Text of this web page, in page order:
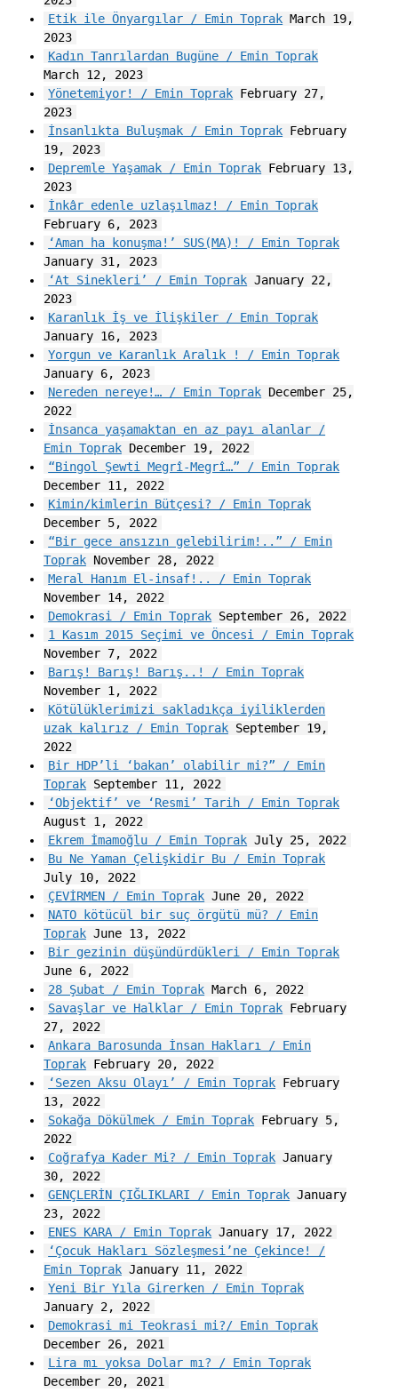
Etik ile Önyargılar / Emin Toprak March 19,
2023
Kadın Tanrılardan Bugüne / Emin Toprak
March 12, 2023
Yönetemiyor! / Emin Toprak February 27,
2023
İnsanlıkta Buluşmak / Emin Toprak February
19, 2023
Depremle Yaşamak / Emin Toprak February 13,
2023
İnkâr edenle uzlaşılmaz! / Emin Toprak
February 6, 2023
‘Aman ha konuşma!’ SUS(MA)! / Emin Toprak
January 31, 2023
‘At Sinekleri’ / Emin Toprak January 22,
2023
Karanlık İş ve İlişkiler / Emin Toprak
January 16, 2023
Yorgun ve Karanlık Aralık ! / Emin Toprak
January 6, 2023
Nereden nereye!… / Emin Toprak December 25,
2022
İnsanca yaşamaktan en az payı alanlar /
Emin ToprakDecember 19, 2022
“Bingol Şewti Megrî-Megrî…” / Emin Toprak
December 11, 2022
Kimin/kimlerin Bütçesi? / Emin Toprak
December 5, 2022
“Bir gece ansızın gelebilirim!..” / Emin
ToprakNovember 28, 2022
Meral Hanım El-insaf!.. / Emin Toprak
November 14, 2022
Demokrasi / Emin Toprak September 26, 2022
1 Kasım 2015 Seçimi ve Öncesi / Emin Toprak
November 7, 2022
Barış! Barış! Barış..! / Emin Toprak
November 1, 2022
Kötülüklerimizi sakladıkça iyiliklerden
uzak kalırız / Emin ToprakSeptember 19,
2022
Bir HDP’li ‘bakan’ olabilir mi?” / Emin
ToprakSeptember 11, 2022
‘Objektif’ ve ‘Resmi’ Tarih / Emin Toprak
August 1, 2022
Ekrem İmamoğlu / Emin Toprak July 25, 2022
Bu Ne Yaman Çelişkidir Bu / Emin Toprak
July 10, 2022
ÇEVİRMEN / Emin Toprak June 20, 2022
NATO kötücül bir suç örgütü mü? / Emin
ToprakJune 13, 2022
Bir gezinin düşündürdükleri / Emin Toprak
June 6, 2022
28 Şubat / Emin Toprak March 6, 2022
Savaşlar ve Halklar / Emin Toprak February
27, 2022
Ankara Barosunda İnsan Hakları / Emin
ToprakFebruary 20, 2022
‘Sezen Aksu Olayı’ / Emin Toprak February
13, 2022
Sokağa Dökülmek / Emin Toprak February 5,
2022
Coğrafya Kader Mi? / Emin Toprak January
30, 2022
GENÇLERİN ÇIĞLIKLARI / Emin Toprak January
23, 2022
ENES KARA / Emin Toprak January 17, 2022
‘Çocuk Hakları Sözleşmesi’ne Çekince! /
Emin ToprakJanuary 11, 2022
Yeni Bir Yıla Girerken / Emin Toprak
January 2, 2022
Demokrasi mi Teokrasi mi?/ Emin Toprak
December 26, 2021
Lira mı yoksa Dolar mı? / Emin Toprak
December 20, 2021